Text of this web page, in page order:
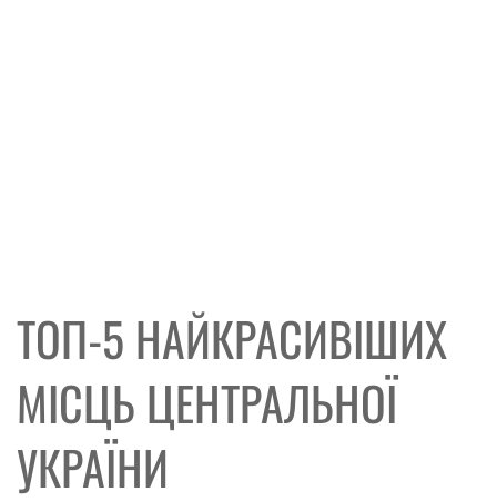
ТОП-5 НАЙКРАСИВІШИХ
МІСЦЬ ЦЕНТРАЛЬНОЇ
УКРАЇНИ